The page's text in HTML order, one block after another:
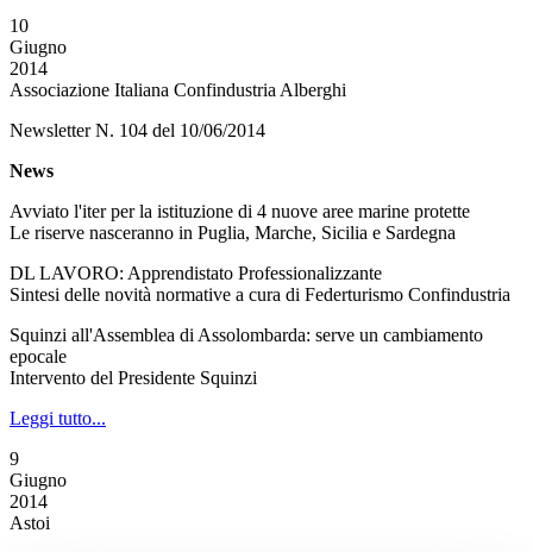
10
Giugno
2014
Associazione Italiana Confindustria Alberghi
Newsletter N. 104 del 10/06/2014
News
Avviato l'iter per la istituzione di 4 nuove aree marine protette
Le riserve nasceranno in Puglia, Marche, Sicilia e Sardegna
DL LAVORO: Apprendistato Professionalizzante
Sintesi delle novità normative a cura di Federturismo Confindustria
Squinzi all'Assemblea di Assolombarda: serve un cambiamento
epocale
Intervento del Presidente Squinzi
Leggi tutto...
9
Giugno
2014
Astoi